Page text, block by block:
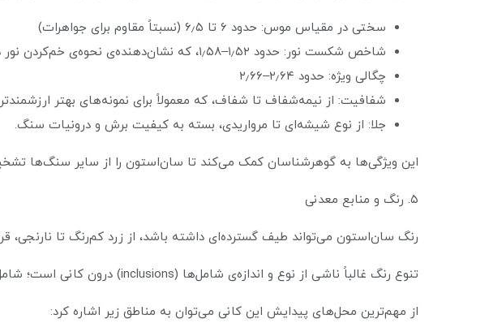
سختی در مقیاس موس: حدود ۶ تا ۶٫۵ (نسبتاً مقاوم برای جواهرات)
شاخص شکست نور: حدود ۱٫۵۲–۱٫۵۸، که نشان‌دهنده‌ی نحوه‌ی خم‌کردن نور در سنگ است.
چگالی ویژه: حدود ۲٫۶۴–۲٫۶۶
شفافیت: از نیمه‌شفاف تا شفاف، که معمولاً برای نمونه‌های بهتر
جلا: از نوع شیشه‌ای تا مرواریدی، بسته به کیفیت برش و درونیات سنگ.
این ویژگی‌ها به گوهرشناسان کمک می‌کند تا سان‌استون را از سایر سنگ‌ها
۵. رنگ و منابع معدنی
رنگ سان‌استون می‌تواند طیف گسترده‌ای داشته باشد، از زرد کم‌رنگ تا نارنجی،
تنوع رنگ غالباً ناشی از نوع و اندازه‌ی شامل‌ها (inclusions) درون کانی است؛ شامل‌هایی که نور را به روش‌های متفاوت بازتاب می‌دهند و ترکیب رنگ‌های متنوعی ایجاد می‌کنند.
از مهم‌ترین محل‌های پیدایش این کانی می‌توان به مناطق زیر اشاره کرد: